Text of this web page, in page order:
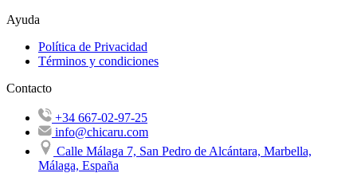
Ayuda
Política de Privacidad
Términos y condiciones
Contacto
+34 667-02-97-25
info@chicaru.com
Calle Málaga 7, San Pedro de Alcántara, Marbella,
Málaga, España